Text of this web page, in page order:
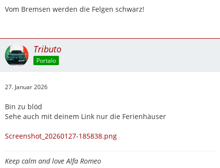
Vom Bremsen werden die Felgen schwarz!
Tributo
Portalo
27. Januar 2026
Bin zu blöd
Sehe auch mit deinem Link nur die Ferienhäuser
Screenshot_20260127-185838.png
Keep calm and love Alfa Romeo